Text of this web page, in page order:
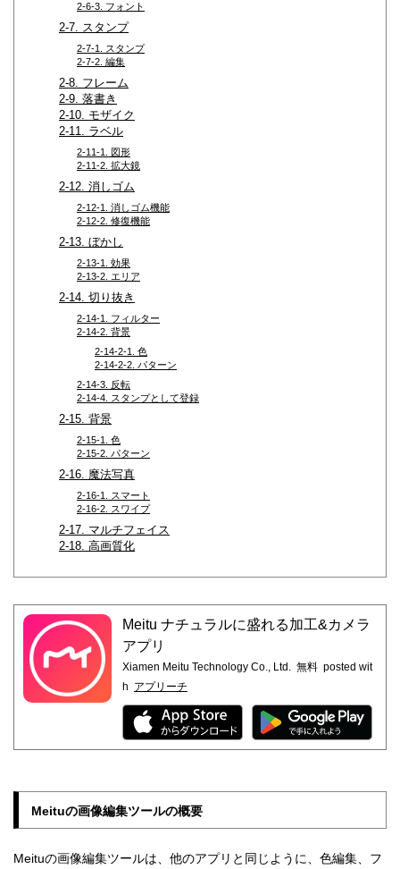
2-6-3. フォント
2-7. スタンプ
2-7-1. スタンプ
2-7-2. 編集
2-8. フレーム
2-9. 落書き
2-10. モザイク
2-11. ラベル
2-11-1. 図形
2-11-2. 拡大鏡
2-12. 消しゴム
2-12-1. 消しゴム機能
2-12-2. 修復機能
2-13. ぼかし
2-13-1. 効果
2-13-2. エリア
2-14. 切り抜き
2-14-1. フィルター
2-14-2. 背景
2-14-2-1. 色
2-14-2-2. パターン
2-14-3. 反転
2-14-4. スタンプとして登録
2-15. 背景
2-15-1. 色
2-15-2. パターン
2-16. 魔法写真
2-16-1. スマート
2-16-2. スワイプ
2-17. マルチフェイス
2-18. 高画質化
Meitu ナチュラルに盛れる加工&カメラ
アプリ
Xiamen Meitu Technology Co., Ltd. 無料 posted wit
h アプリーチ
Meituの画像編集ツールの概要
Meituの画像編集ツールは、他のアプリと同じように、色編集、フ